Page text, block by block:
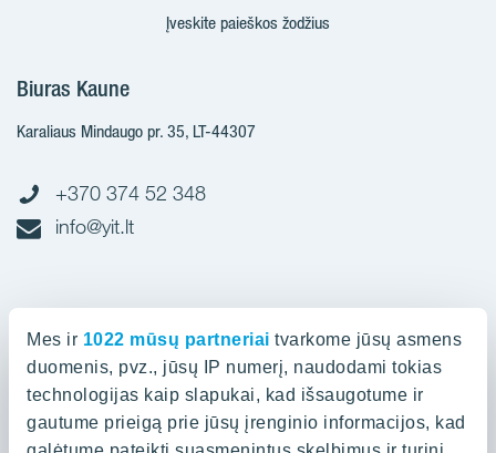
Mes ir 1022 mūsų partneriai tvarkome jūsų asmens
duomenis, pvz., jūsų IP numerį, naudodami tokias
technologijas kaip slapukai, kad išsaugotume ir
gautume prieigą prie jūsų įrenginio informacijos, kad
Įveskite paieškos žodžius
Biuras Kaune
Karaliaus Mindaugo pr. 35, LT-44307
+370 374 52 348
info@yit.lt
Spaudos g. 7, LT-05132
+370 523 88 836